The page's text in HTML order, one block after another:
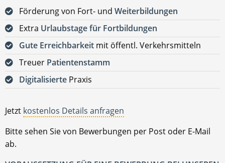
Förderung von Fort- und Weiterbildungen
Extra Urlaubstage für Fortbildungen
Gute Erreichbarkeit mit öffentl. Verkehrsmitteln
Treuer Patientenstamm
Digitalisierte Praxis
Jetzt kostenlos Details anfragen
Bitte sehen Sie von Bewerbungen per Post oder E-Mail
ab.